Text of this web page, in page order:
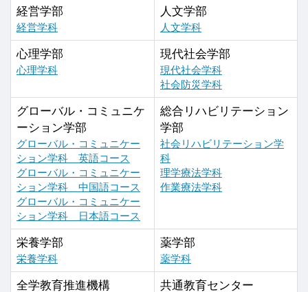
経営学部
経営学科
人文学部
人文学科
心理学部
心理学科
現代社会学部
現代社会学科
社会防災学科
グローバル・コミュニケ
ーション学部
グローバル・コミュニケー
ション学科 英語コース
グローバル・コミュニケー
ション学科 中国語コース
グローバル・コミュニケー
ション学科 日本語コース
総合リハビリテーション
学部
社会リハビリテーション学
科
理学療法学科
作業療法学科
栄養学部
栄養学科
薬学部
薬学科
全学教育推進機構 共通教育センター